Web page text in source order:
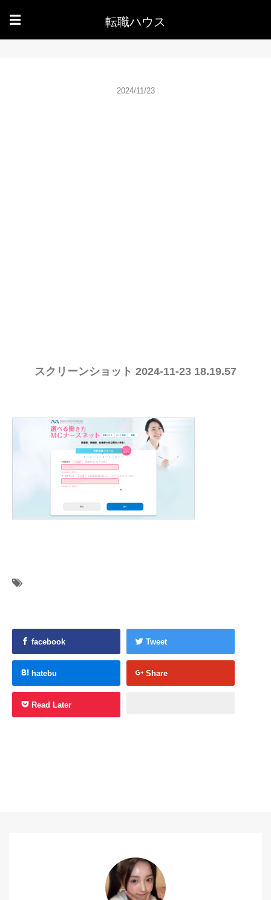
☰ 転職ハウス
2024/11/23
スクリーンショット 2024-11-23 18.19.57
facebook Tweet
hatebu Share
Read Later